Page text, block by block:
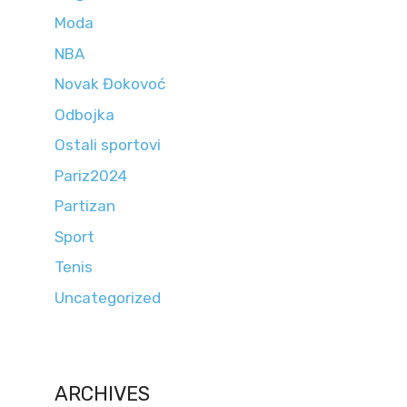
Moda
NBA
Novak Đokovoć
Odbojka
Ostali sportovi
Pariz2024
Partizan
Sport
Tenis
Uncategorized
ARCHIVES